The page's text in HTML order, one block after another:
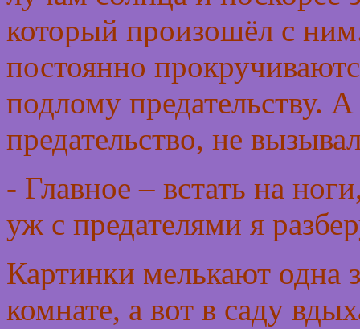
который произошёл с
постоянно
подлому предательству.
предательство, не
- Главное – встать на
уж с предателями я
Картинки мелькают одна
комнате, а вот в саду